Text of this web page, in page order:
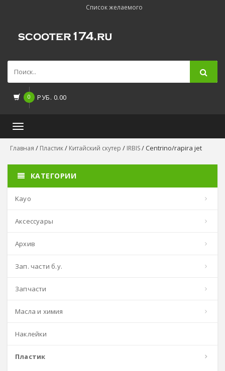
Список желаемого
0 РУБ. 0.00
Toggle
Главная / Пластик/ Китайский скутер / IRBIS/ Centrino/rapira jet
КАТЕГОРИИ
kayo
аксессуары
архив
зап. части б.у.
запчасти
масла и химия
наклейки
пластик